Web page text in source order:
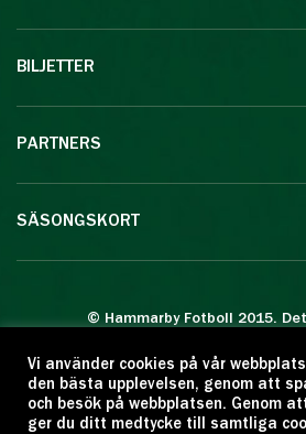
BILJETTER
PARTNERS
SÄSONGSKORT
© Hammarby Fotboll 2015.
Eftertryck eller annan
Citera oss gärna men
www.hammarbyfotboll.se.
Vi använder cookies på vår
den bästa upplevelsen, genom att
och besök på webbplatsen. Genom
ger du ditt medtycke till samtliga